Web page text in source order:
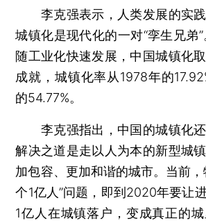
李克强表示，人类发展的实践
城镇化是现代化的一对“孪生兄弟
随工业化快速发展，中国城镇化
成就，城镇化率从1978年的
的54.77%。
李克强指出，中国的城镇化还
解决之道是走以人为本的新型城
加包容、更加和谐的城市。当前，
个1亿人”问题，即到2020年要让
1亿人在城镇落户，变成真正的